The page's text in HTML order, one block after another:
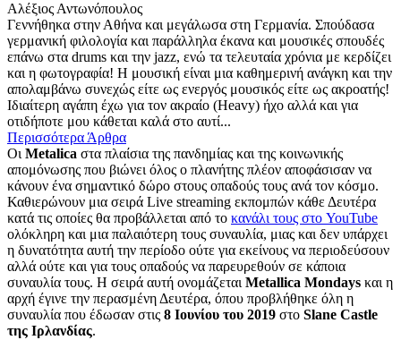
Αλέξιος Αντωνόπουλος
Γεννήθηκα στην Αθήνα και μεγάλωσα στη Γερμανία. Σπούδασα
γερμανική φιλολογία και παράλληλα έκανα και μουσικές σπουδές
επάνω στα drums και την jazz, ενώ τα τελευταία χρόνια με κερδίζει
και η φωτογραφία! Η μουσική είναι μια καθημερινή ανάγκη και την
απολαμβάνω συνεχώς είτε ως ενεργός μουσικός είτε ως ακροατής!
Ιδιαίτερη αγάπη έχω για τον ακραίο (Heavy) ήχο αλλά και για
οτιδήποτε μου κάθεται καλά στο αυτί...
Περισσότερα Άρθρα
Οι Metalica στα πλαίσια της πανδημίας και της κοινωνικής
απομόνωσης που βιώνει όλος ο πλανήτης πλέον αποφάσισαν να
κάνουν ένα σημαντικό δώρο στους οπαδούς τους ανά τον κόσμο.
Καθιερώνουν μια σειρά Live streaming εκπομπών κάθε Δευτέρα
κατά τις οποίες θα προβάλλεται από το κανάλι τους στο YouTube
ολόκληρη και μια παλαιότερη τους συναυλία, μιας και δεν υπάρχει
η δυνατότητα αυτή την περίοδο ούτε για εκείνους να περιοδεύσουν
αλλά ούτε και για τους οπαδούς να παρευρεθούν σε κάποια
συναυλία τους. Η σειρά αυτή ονομάζεται Metallica Mondays και η
αρχή έγινε την περασμένη Δευτέρα, όπου προβλήθηκε όλη η
συναυλία που έδωσαν στις 8 Ιουνίου του 2019 στο Slane Castle
της Ιρλανδίας.